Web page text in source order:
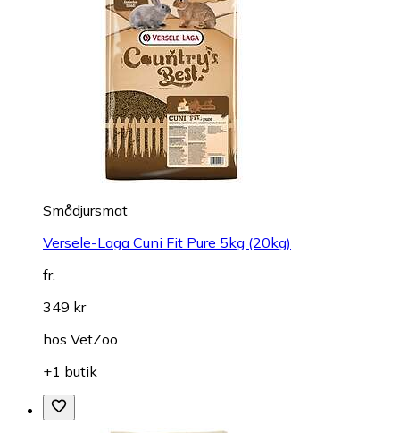
Smådjursmat
Versele-Laga Cuni Fit Pure 5kg (20kg)
fr.
349 kr
hos VetZoo
+1 butik